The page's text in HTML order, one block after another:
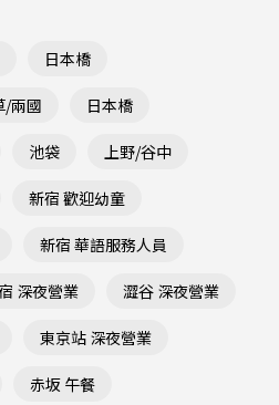
日本橋
/兩國 日本橋
池袋 上野/谷中
新宿 歡迎幼童
新宿 華語服務人員
深夜營業 澀谷 深夜營業
東京站 深夜營業
赤坂 午餐